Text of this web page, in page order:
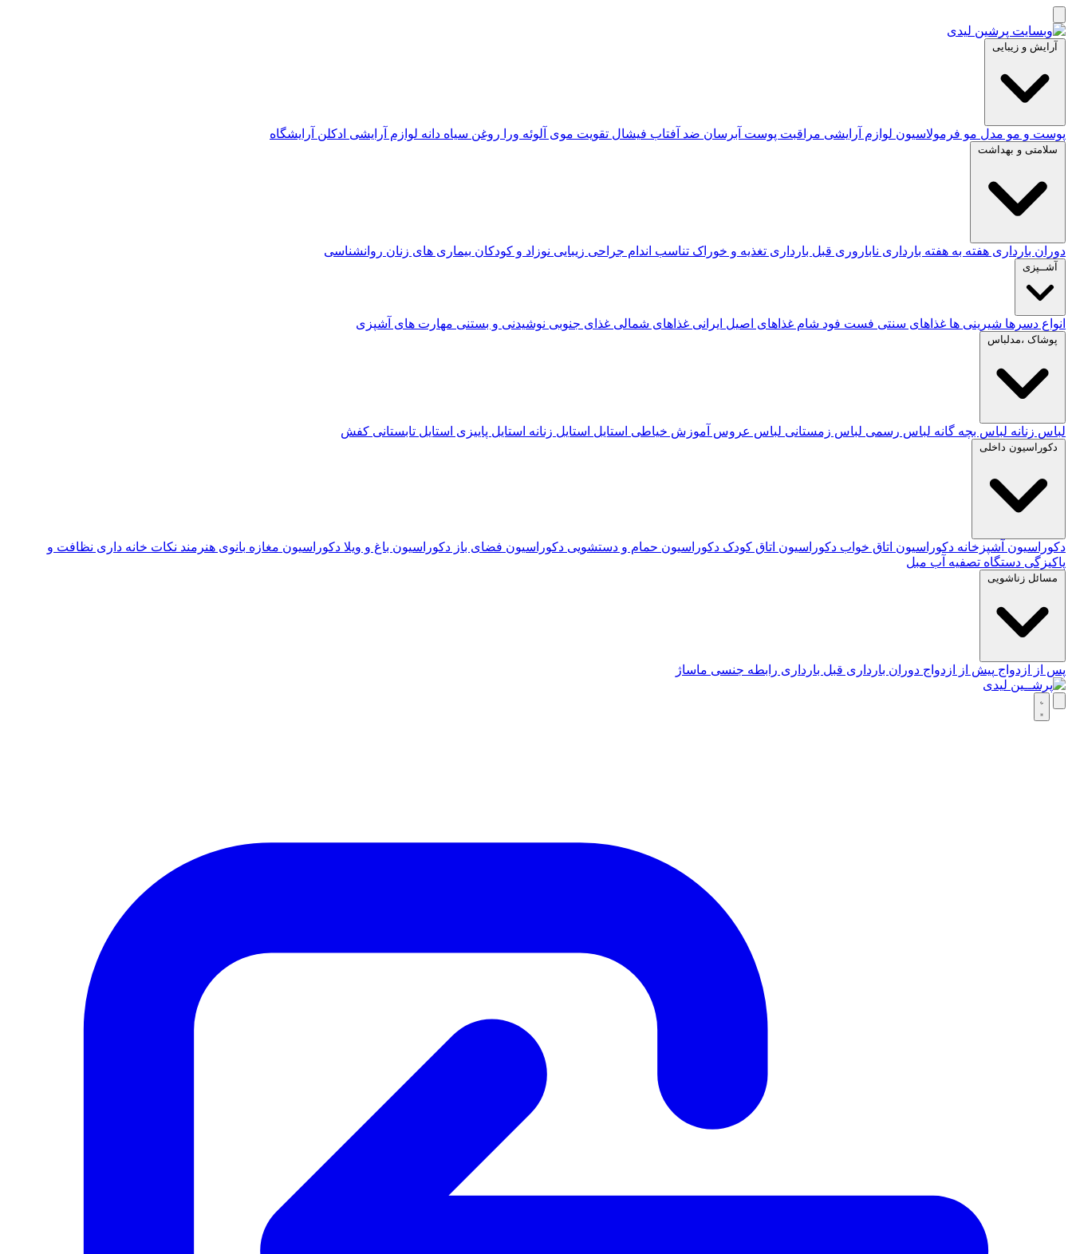
آرایش و زیبایی
پوست و مو مدل مو فرمولاسیون لوازم آرایشی مراقبت پوست آبرسان ضد آفتاب فیشال تقویت موی آلوئه‌ ورا روغن سیاه دانه لوازم آرایشی ادکلن آرایشگاه
سلامتی و بهداشت
دوران بارداری هفته به هفته بارداری ناباروری قبل بارداری تغذیه و خوراک تناسب اندام جراحی زیبایی نوزاد و کودکان بیماری های زنان روانشناسی
آشــپزی
انواع دسرها شیرینی ها غذاهای سنتی فست فود شام غذاهای اصیل ایرانی غذاهای شمالی غذای جنوبی نوشیدنی و بستنی مهارت های آشپزی
پوشاک ،مدلباس
لباس زنانه لباس بچه گانه لباس رسمی لباس زمستانی لباس عروس آموزش خیاطی استایل استایل زنانه استایل پاییزی استایل تابستانی کفش
دکوراسیون داخلی
دکوراسیون آشپزخانه دکوراسیون اتاق خواب دکوراسیون اتاق کودک دکوراسیون حمام و دستشویی دکوراسیون فضای باز دکوراسیون باغ و ویلا دکوراسیون مغازه بانوی هنرمند نکات خانه داری نظافت و
پاکیزگی دستگاه تصفیه آب مبل
مسائل زناشویی
پس از ازدواج پیش از ازدواج دوران بارداری قبل بارداری رابطه جنسی ماساژ